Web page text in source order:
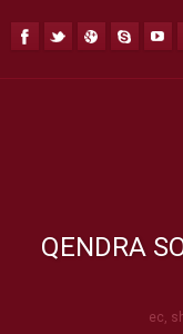
QENDRA
ec,